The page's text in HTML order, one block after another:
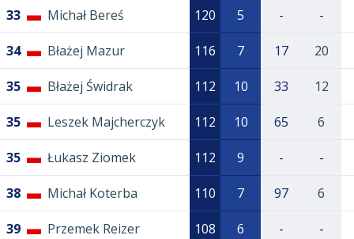
33 Michał Bereś 120 5 - -
34 Błażej Mazur 116 7 17 20
35 Błażej Świdrak 112 10 33 12
35 Leszek Majcherczyk 112 10 65 6
35 Łukasz Ziomek 112 9 - -
38 Michał Koterba 110 7 97 6
39 Przemek Reizer 108 6 - -